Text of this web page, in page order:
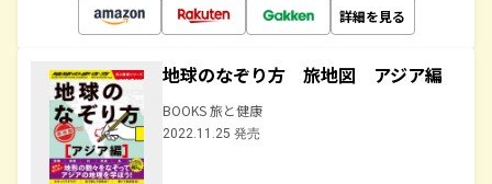
詳細を見る
地球のなぞり方 旅地図 アジア編
BOOKS 旅と健康
2022.11.25 発売